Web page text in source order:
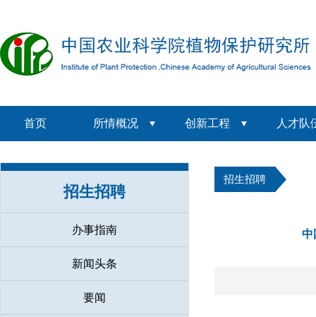
首页 所情概况 创新工程 人才队
招生招聘
办事指南
新闻头条
要闻
招生招聘
中